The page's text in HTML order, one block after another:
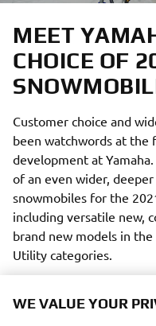
MEET
CHOICE OF
Customer choice and
been watchwords at
development at
of an even wider,
snowmobiles for the
including versatile new,
brand new models in
Utility categories.
WE VALUE YOUR